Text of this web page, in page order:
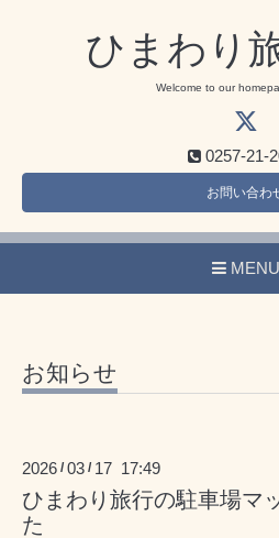
ひまわり
Welcome to our
0257-21-
お問い合わ
MENU
お知らせ
2026 /03 / 17 17:49
ひまわり旅行の駐車場マ
た